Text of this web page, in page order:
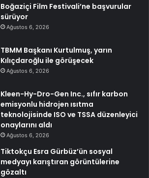
Boğaziçi Film Festivali’ne başvurular
sürüyor
Ağustos 6, 2026
TBMM Başkanı Kurtulmuş, yarın
Kılıçdaroğlu ile görüşecek
Ağustos 6, 2026
Kleen-Hy-Dro-Gen Inc., sıfır karbon
emisyonlu hidrojen ısıtma
teknolojisinde ISO ve TSSA düzenleyici
onaylarını aldı
Ağustos 6, 2026
Tiktokçu Esra Gürbüz’ün sosyal
medyayı karıştıran görüntülerine
gözaltı